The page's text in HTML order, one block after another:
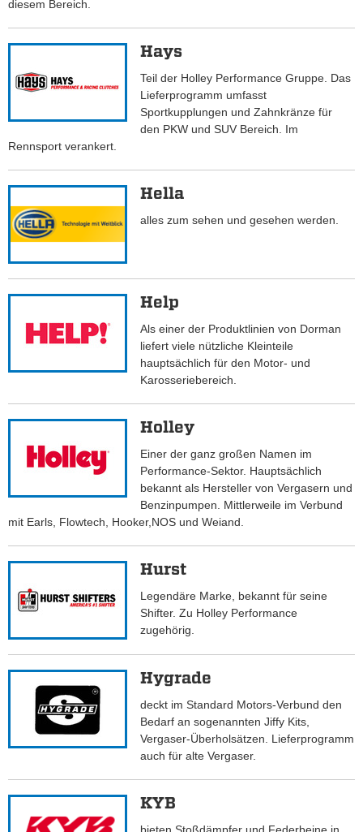
diesem Bereich.
Hays
Teil der Holley Performance Gruppe. Das
Lieferprogramm umfasst
Sportkupplungen und Zahnkränze für
den PKW und SUV Bereich. Im
Rennsport verankert.
Hella
alles zum sehen und gesehen werden.
Help
Als einer der Produktlinien von Dorman
liefert viele nützliche Kleinteile
hauptsächlich für den Motor- und
Karosseriebereich.
Holley
Einer der ganz großen Namen im
Performance-Sektor. Hauptsächlich
bekannt als Hersteller von Vergasern und
Benzinpumpen. Mittlerweile im Verbund
mit Earls, Flowtech, Hooker,NOS und Weiand.
Hurst
Legendäre Marke, bekannt für seine
Shifter. Zu Holley Performance
zugehörig.
Hygrade
deckt im Standard Motors-Verbund den
Bedarf an sogenannten Jiffy Kits,
Vergaser-Überholsätzen. Lieferprogramm
auch für alte Vergaser.
KYB